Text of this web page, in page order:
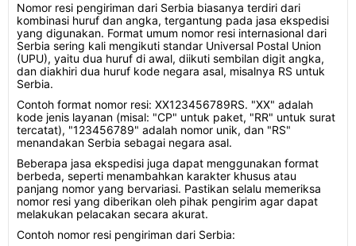
Nomor resi pengiriman dari Serbia biasanya terdiri dari
kombinasi huruf dan angka, tergantung pada jasa ekspedisi
yang digunakan. Format umum nomor resi internasional dari
Serbia sering kali mengikuti standar Universal Postal Union
(UPU), yaitu dua huruf di awal, diikuti sembilan digit angka,
dan diakhiri dua huruf kode negara asal, misalnya RS untuk
Serbia.
Contoh format nomor resi: XX123456789RS. "XX" adalah
kode jenis layanan (misal: "CP" untuk paket, "RR" untuk surat
tercatat), "123456789" adalah nomor unik, dan "RS"
menandakan Serbia sebagai negara asal.
Beberapa jasa ekspedisi juga dapat menggunakan format
berbeda, seperti menambahkan karakter khusus atau
panjang nomor yang bervariasi. Pastikan selalu memeriksa
nomor resi yang diberikan oleh pihak pengirim agar dapat
melakukan pelacakan secara akurat.
Contoh nomor resi pengiriman dari Serbia: